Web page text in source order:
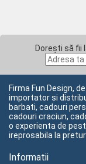
Dorești să fii
Firma Fun Design,
importator si
barbati, cadouri
cadouri craciun,
o experienta de
ireprosabila la
Informatii